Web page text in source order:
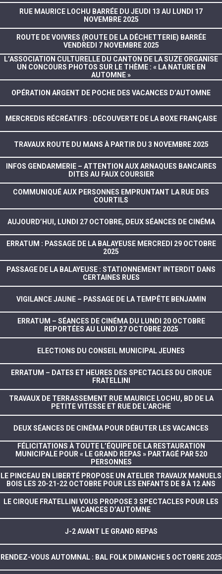
RUE MAURICE LOCHU BARRÉE DU JEUDI 13 AU LUNDI 17
NOVEMBRE 2025
ROUTE DE VOIVRES (ROUTE DE LA DÉCHETTERIE) BARRÉE
VENDREDI 7 NOVEMBRE 2025
L’ASSOCIATION CULTURELLE DU CANTON DE LA SUZE ORGANISE
UN CONCOURS PHOTOS SUR LE THÈME : « LA NATURE EN
AUTOMNE »
OPÉRATION ARGENT DE POCHE DES VACANCES D’AUTOMNE
MERCREDIS RÉCRÉATIFS : DÉCOUVERTE DE LA BOXE FRANÇAISE
TRAVAUX ROUTE DU MANS À PARTIR DU 3 NOVEMBRE 2025
INFOS GENDARMERIE – ATTENTION AUX ARNAQUES BANCAIRES
DITES AU FAUX COURSIER
COMMUNIQUÉ AUX PERSONNES EMPRUNTANT LA RUE DES
COURTILS
AUJOURD’HUI, LUNDI 27 OCTOBRE, DEUX SÉANCES DE CINÉMA
ERRATUM : PASSAGE DE LA BALAYEUSE MERCREDI 29 OCTOBRE
2025
PASSAGE DE LA BALAYEUSE : STATIONNEMENT INTERDIT DANS
CERTAINES RUES
VIGILANCE JAUNE – PASSAGE DE LA TEMPÊTE BENJAMIN
ERRATUM – SÉANCES DE CINÉMA DU LUNDI 20 OCTOBRE
REPORTÉES AU LUNDI 27 OCTOBRE 2025
ELECTIONS DU CONSEIL MUNICIPAL JEUNES
ERRATUM – DATES ET HEURES DES SPECTACLES DU CIRQUE
FRATELLINI
TRAVAUX DE TERRASSEMENT RUE MAURICE LOCHU, BD DE LA
PETITE VITESSE ET RUE DE L’ARCHE
DEUX SÉANCES DE CINÉMA POUR DÉBUTER LES VACANCES
FÉLICITATIONS À TOUTE L’ÉQUIPE DE LA RESTAURATION
MUNICIPALE POUR « LE GRAND REPAS » PARTAGÉ PAR 520
PERSONNES
LE PINCEAU EN LIBERTÉ PROPOSE UN ATELIER TRAVAUX MANUELS
BOIS LES 20-21-22 OCTOBRE POUR LES ENFANTS DE 8 À 12 ANS
LE CIRQUE FRATELLINI VOUS PROPOSE 3 SPECTACLES POUR LES
VACANCES D’AUTOMNE
J-2 AVANT LE GRAND REPAS
RENDEZ-VOUS AUTOMNAL : BAL FOLK DIMANCHE 5 OCTOBRE 2025